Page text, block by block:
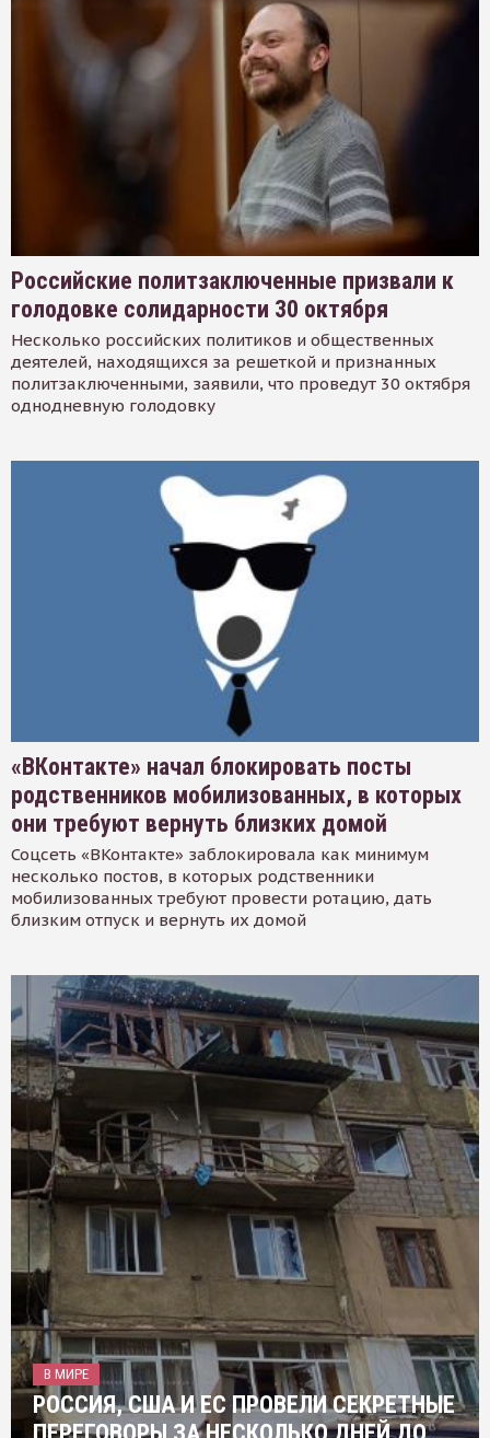
Российские политзаключенные призвали к
голодовке солидарности 30 октября
Несколько российских политиков и общественных
деятелей, находящихся за решеткой и признанных
политзаключенными, заявили, что проведут 30 октября
однодневную голодовку
«ВКонтакте» начал блокировать посты
родственников мобилизованных, в которых
они требуют вернуть близких домой
Соцсеть «ВКонтакте» заблокировала как минимум
несколько постов, в которых родственники
мобилизованных требуют провести ротацию, дать
близким отпуск и вернуть их домой
В МИРЕ
РОССИЯ, США И ЕС ПРОВЕЛИ СЕКРЕТНЫЕ